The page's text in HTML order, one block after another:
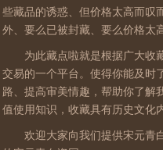
些藏品的诱惑、但价格太高而叹
外、要么已被封藏、要么价格太
为此藏点啦就是根据广大收
交易的一个平台。使得你能及时
路、提高审美情趣，帮助你了解
值使用知识，收藏具有历史文化
欢迎大家向我们提供宋元青